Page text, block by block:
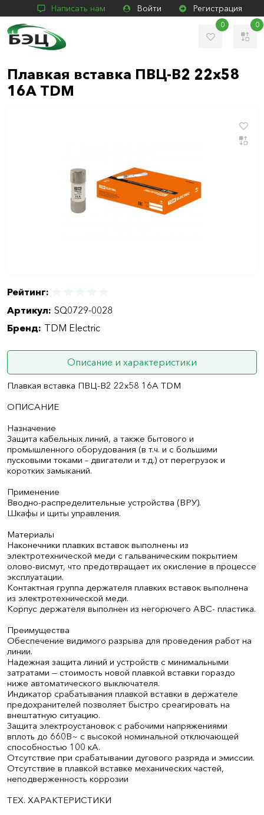
Написать нам Войти Регистрация
0 0
Плавкая вставка ПВЦ-В2 22х58
16А TDM
Рейтинг:
Артикул: SQ0729-0028
Бренд: TDM Electric
Описание и характеристики
Плавкая вставка ПВЦ-В2 22х58 16А TDM
ОПИСАНИЕ
Назначение
Защита кабельных линий, а также бытового и
промышленного оборудования (в т.ч. и с большими
пусковыми токами – двигатели и т.д.) от перегрузок и
коротких замыканий.
Применение
Вводно-распределительные устройства (ВРУ).
Шкафы и щиты управления.
Материалы
Наконечники плавких вставок выполнены из
электротехнической меди с гальваническим покрытием
олово-висмут, что предотвращает их окисление в процессе
эксплуатации.
Контактная группа держателя плавких вставок выполнена
из электротехнической меди.
Корпус держателя выполнен из негорючего АВС- пластика.
Преимущества
Обеспечение видимого разрыва для проведения работ на
линии.
Надежная защита линий и устройств с минимальными
затратами — стоимость новой плавкой вставки гораздо
ниже автоматического выключателя.
Индикатор срабатывания плавкой вставки в держателе
предохранителей позволяет быстро среагировать на
внештатную ситуацию.
Защита электроустановок с рабочими напряжениями
вплоть до 660В~ с высокой номинальной отключающей
способностью 100 кА.
Отсутствие при срабатывании дугового разряда и эмиссии.
Отсутствие в плавкой вставке механических частей,
неподверженность коррозии
ТЕХ. ХАРАКТЕРИСТИКИ